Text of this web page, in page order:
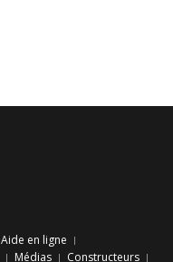
Aide en ligne
Médias Constructeurs